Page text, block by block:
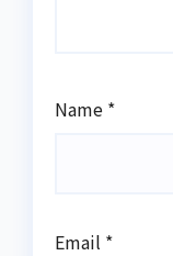
Name *
Email *